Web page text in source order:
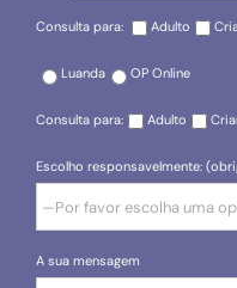
Consulta para: Adulto
Luanda OP Online
Consulta para: Adulto
Escolho responsavelmente:
A sua mensagem